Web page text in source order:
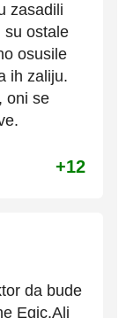
zasadili
su ostale
osusile
ih zaliju.
oni se
+12
da bude
Egic.Ali